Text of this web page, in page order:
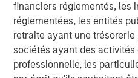
financiers réglementés, les
réglementées, les entités
retraite ayant une trésorerie
sociétés ayant des activités
professionnelle, les
Our team has a
high yield assets through
events, dating back to 1982.